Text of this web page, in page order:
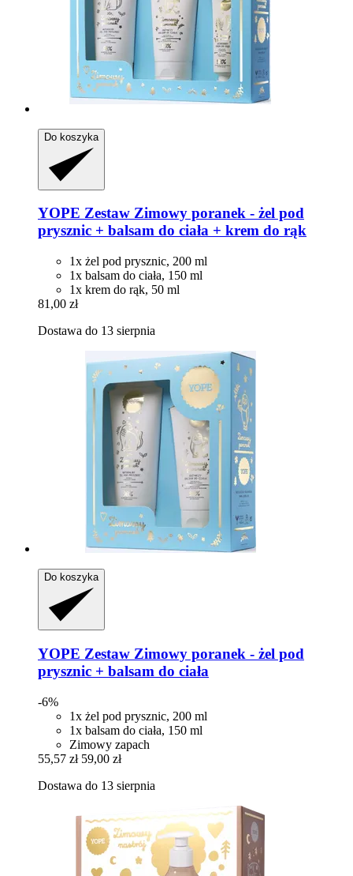
Do koszyka
YOPE Zestaw Zimowy poranek -​ żel pod
prysznic + balsam do ciała + krem do rąk
1x żel pod prysznic, 200 ml
1x balsam do ciała, 150 ml
1x krem do rąk, 50 ml
81,00 zł
Dostawa do 13 sierpnia
Do koszyka
YOPE Zestaw Zimowy poranek -​ żel pod
prysznic + balsam do ciała
-6%
1x żel pod prysznic, 200 ml
1x balsam do ciała, 150 ml
Zimowy zapach
55,57 zł 59,00 zł
Dostawa do 13 sierpnia